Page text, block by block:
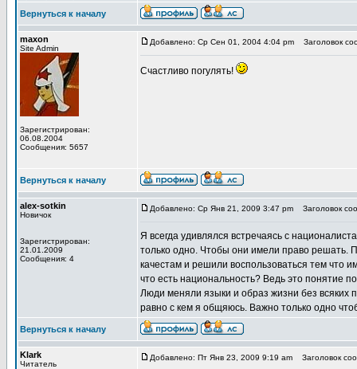
Вернуться к началу
maxon
Site Admin
Зарегистрирован:
06.08.2004
Сообщения: 5657
Добавлено: Ср Сен 01, 2004 4:04 pm Заголовок
Счастливо погулять!
Вернуться к началу
alex-sotkin
Новичок
Зарегистрирован:
21.01.2009
Сообщения: 4
Добавлено: Ср Янв 21, 2009 3:47 pm Заголовок
Я всегда удивлялся встречаясь с
только одно. Чтобы они имели право решать.
качестам и решили воспользоваться тем что
что есть национальность? Ведь это понятие
Люди меняли языки и образ жизни без
равно с кем я общяюсь. Важно только одно
Вернуться к началу
Klark
Читатель
Добавлено: Пт Янв 23, 2009 9:19 am Заголовок